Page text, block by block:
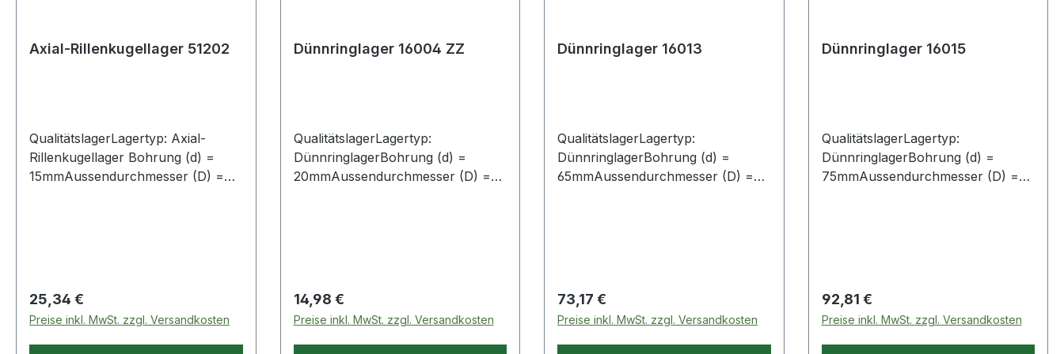
Axial-Rillenkugellager 51202
QualitätslagerLagertyp: Axial-
Rillenkugellager Bohrung (d) =
15mmAussendurchmesser (D) =
Regulärer Preis:
25,34 €
Preise inkl. MwSt. zzgl. Versandkosten
Dünnringlager 16004 ZZ
QualitätslagerLagertyp:
DünnringlagerBohrung (d) =
20mmAussendurchmesser (D) =
Regulärer Preis:
14,98 €
Preise inkl. MwSt. zzgl. Versandkosten
Dünnringlager 16013
QualitätslagerLagertyp:
DünnringlagerBohrung (d) =
65mmAussendurchmesser (D) =
Regulärer Preis:
73,17 €
Preise inkl. MwSt. zzgl. Versandkosten
Dünnringlager 16015
QualitätslagerLagertyp:
DünnringlagerBohrung (d) =
75mmAussendurchmesser (D) =
Regulärer Preis:
92,81 €
Preise inkl. MwSt. zzgl. Versandkosten